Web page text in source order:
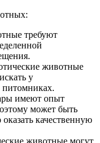
требуют
животные
у
питомниках.
имеют опыт
может быть
качественную
животные могут